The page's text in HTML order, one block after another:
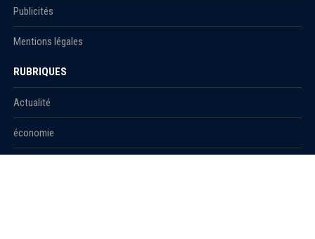
Publicités
Mentions légales
RUBRIQUES
Actualité
économie